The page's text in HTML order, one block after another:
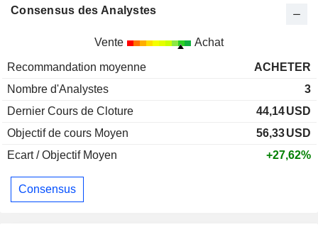
Consensus des Analystes
Vente Achat
Recommandation moyenne
ACHETER
Nombre d'Analystes
3
Dernier Cours de Cloture
44,14USD
Objectif de cours Moyen
56,33USD
Ecart / Objectif Moyen
+27,62%
Consensus